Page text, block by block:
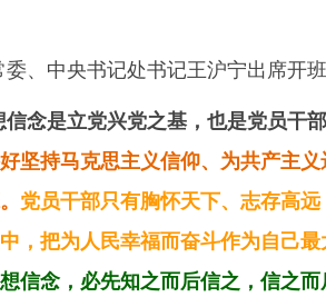
、中央书记处书记王沪宁出席开班
信念是立党兴党之基，也是党员干部
坚持马克思主义信仰、为共产主
党员干部只有胸怀天下、志存高
，把为人民幸福而奋斗作为自己最
信念，必先知之而后信之，信之而